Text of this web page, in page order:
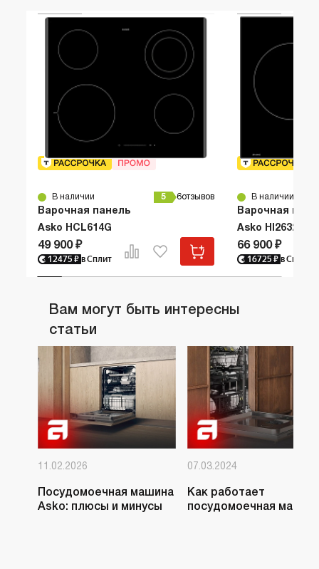
В наличии 5 6отзывов
Варочная панель
Asko HCL614G
49 900 ₽
12475 ₽ в Сплит
В наличии
Варочная
Asko
66 900 ₽
16725 ₽ в Сплит
Вам могут быть интересны
статьи
11.02.2026
Посудомоечная машина
Asko: плюсы и минусы
07.03.2024
Как работает
посудомоечная